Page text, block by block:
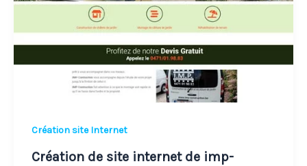
Création site Internet
Création de site internet de imp-